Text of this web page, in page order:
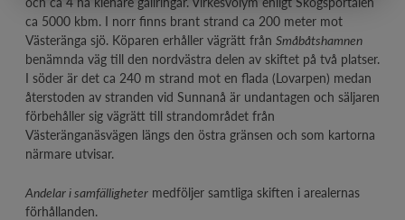
ca 5000 kbm. I norr finns brant strand ca 200 meter mot
Västeränga sjö. Köparen erhåller vägrätt från Småbåtshamnen
benämnda väg till den nordvästra delen av skiftet på två platser.
I söder är det ca 240 m strand mot en flada (Lovarpen) medan
återstoden av stranden vid Sunnanå är undantagen och säljaren
förbehåller sig vägrätt till strandområdet från
Västeränganäsvägen längs den östra gränsen och som kartorna
närmare utvisar.
Andelar i samfälligheter medföljer samtliga skiften i arealernas
förhållanden.